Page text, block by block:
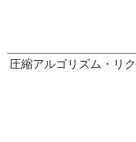
圧縮アルゴリズム・リ